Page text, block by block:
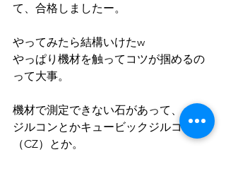
て、合格しましたー。
やってみたら結構いけたw
やっぱり機材を触ってコツが掴めるの
って大事。
機材で測定できない石があって、
ジルコンとかキュービックジルコニア
（CZ）とか。